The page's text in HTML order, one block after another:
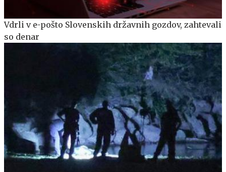
Vdrli v e-pošto Slovenskih državnih gozdov, zahtevali
so denar